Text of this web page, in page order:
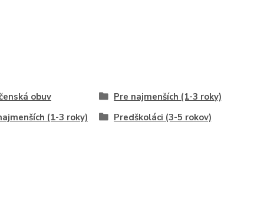
obuv
Pre najmenších (1-3 roky)
(1-3 roky)
Predškoláci (3-5 rokov)